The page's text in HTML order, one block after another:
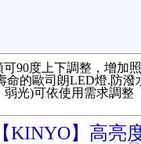
90度上下調整，增加
的歐司朗LED燈.防潑
光)可依使用需求調整
【KINYO】高亮